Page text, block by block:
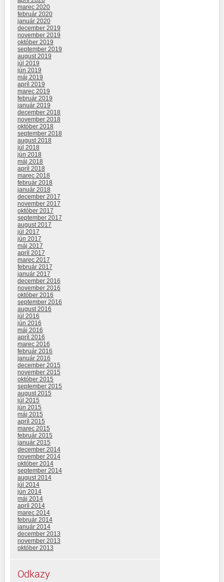
marec 2020
február 2020
január 2020
december 2019
november 2019
október 2019
september 2019
august 2019
júl 2019
jún 2019
máj 2019
apríl 2019
marec 2019
február 2019
január 2019
december 2018
november 2018
október 2018
september 2018
august 2018
júl 2018
jún 2018
máj 2018
apríl 2018
marec 2018
február 2018
január 2018
december 2017
november 2017
október 2017
september 2017
august 2017
júl 2017
jún 2017
máj 2017
apríl 2017
marec 2017
február 2017
január 2017
december 2016
november 2016
október 2016
september 2016
august 2016
júl 2016
jún 2016
máj 2016
apríl 2016
marec 2016
február 2016
január 2016
december 2015
november 2015
október 2015
september 2015
august 2015
júl 2015
jún 2015
máj 2015
apríl 2015
marec 2015
február 2015
január 2015
december 2014
november 2014
október 2014
september 2014
august 2014
júl 2014
jún 2014
máj 2014
apríl 2014
marec 2014
február 2014
január 2014
december 2013
november 2013
október 2013
Odkazy